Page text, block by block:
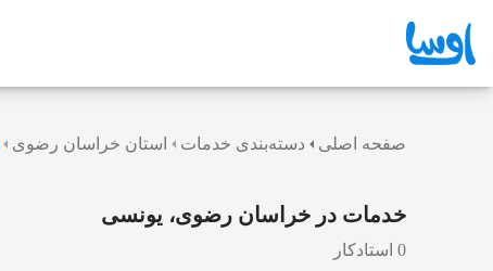
صفحه اصلی دسته‌بندی خدمات استان خراسان رضوی
خدمات در خراسان رضوی، یونسی
0 استادکار